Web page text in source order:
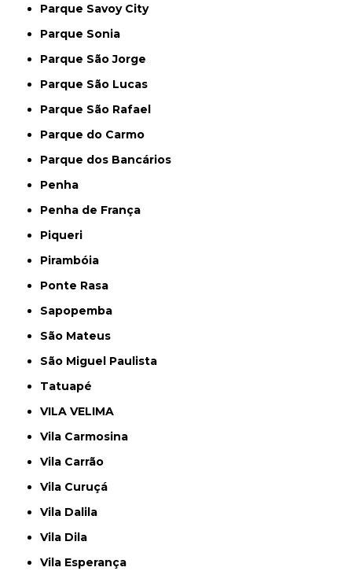
Parque Savoy City
Parque Sonia
Parque São Jorge
Parque São Lucas
Parque São Rafael
Parque do Carmo
Parque dos Bancários
Penha
Penha de França
Piqueri
Pirambóia
Ponte Rasa
Sapopemba
São Mateus
São Miguel Paulista
Tatuapé
VILA VELIMA
Vila Carmosina
Vila Carrão
Vila Curuçá
Vila Dalila
Vila Dila
Vila Esperança